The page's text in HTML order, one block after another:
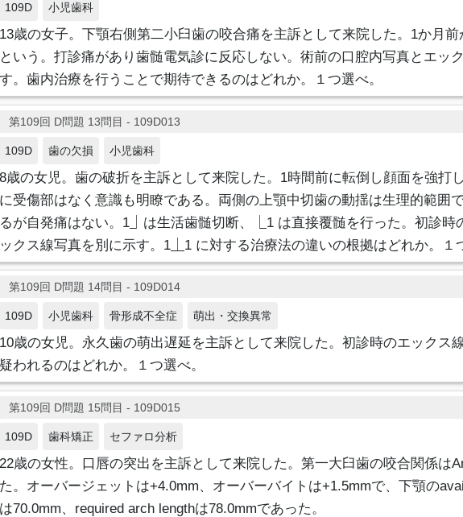
109D 小児歯科
13歳の女子。下顎右側第二小臼歯の咬合痛を主訴として来院した。1か月
という。打診痛があり歯髄電気診に反応しない。術前の口腔内写真とエッ
す。歯内治療を行うことで期待できるのはどれか。１つ選べ。
第109回 D問題 13問目 - 109D013
109D 歯の欠損 小児歯科
8歳の女児。歯の破折を主訴として来院した。1時間前に転倒し顔面を強打
に受傷部はなく意識も明瞭である。両側の上顎中切歯の動揺は生理的範囲
るが自発痛はない。1⏌は生活歯髄切断、⎿1 は直接覆髄を行った。初診時
ックス線写真を別に示す。1⏊1 に対する治療法の違いの根拠はどれか。１
第109回 D問題 14問目 - 109D014
109D 小児歯科 骨形成不全症 萌出・交換異常
10歳の女児。永久歯の萌出遅延を主訴として来院した。初診時のエックス
疑われるのはどれか。１つ選べ。
第109回 D問題 15問目 - 109D015
109D 歯科矯正 セファロ分析
22歳の女性。口唇の突出を主訴として来院した。第一大臼歯の咬合関係は
た。オーバージェットは+4.0mm、オーバーバイトは+1.5mmで、下顎の
は70.0mm、required arch lengthは78.0mmであった。